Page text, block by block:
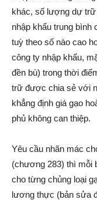
khác, số lượng dự
nhập khẩu trung bình
tuỳ theo số nào cao
công ty nhập khẩu,
đền bù) trong thời
trữ được chia sẻ với
khẳng định giá gạo
phủ không can thiệp.
Yêu cầu nhãn mác
(chương 283) thì mỗi
cho từng chủng loại
lương thực (bản sửa